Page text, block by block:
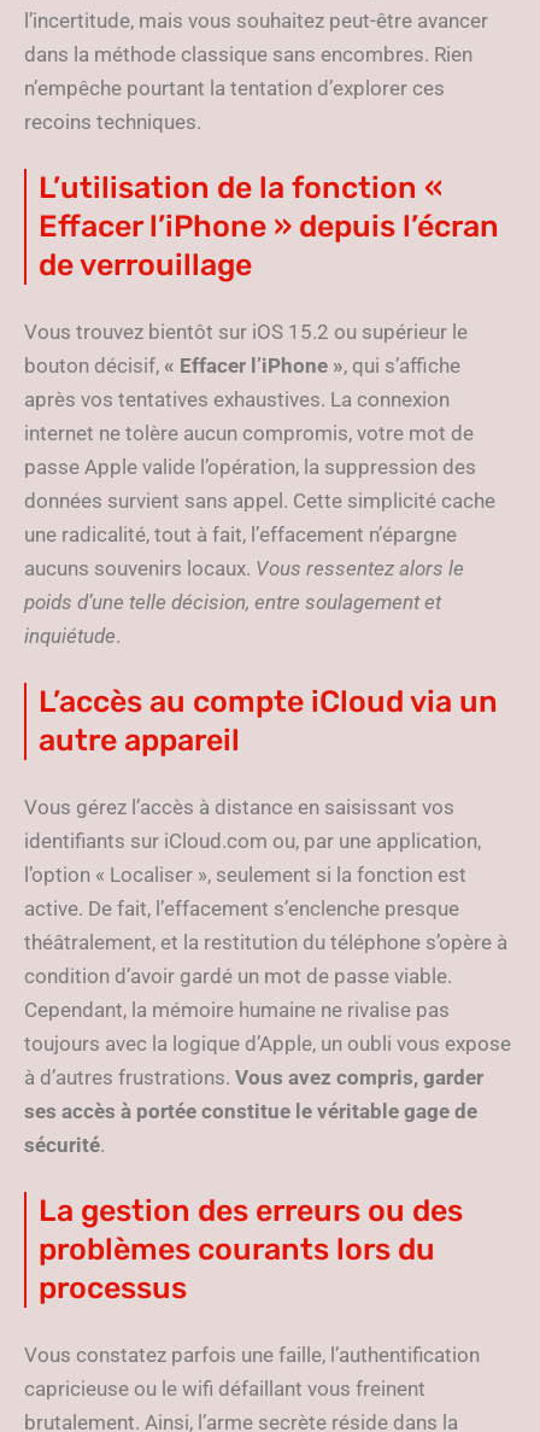
l’incertitude, mais vous souhaitez peut-être avancer
dans la méthode classique sans encombres. Rien
n’empêche pourtant la tentation d’explorer ces
recoins techniques.
L’utilisation de la fonction «
Effacer l’iPhone » depuis l’écran
de verrouillage
Vous trouvez bientôt sur iOS 15.2 ou supérieur le
bouton décisif, « Effacer l’iPhone », qui s’affiche
après vos tentatives exhaustives. La connexion
internet ne tolère aucun compromis, votre mot de
passe Apple valide l’opération, la suppression des
données survient sans appel. Cette simplicité cache
une radicalité, tout à fait, l’effacement n’épargne
aucuns souvenirs locaux. Vous ressentez alors le
poids d’une telle décision, entre soulagement et
inquiétude.
L’accès au compte iCloud via un
autre appareil
Vous gérez l’accès à distance en saisissant vos
identifiants sur iCloud.com ou, par une application,
l’option « Localiser », seulement si la fonction est
active. De fait, l’effacement s’enclenche presque
théâtralement, et la restitution du téléphone s’opère à
condition d’avoir gardé un mot de passe viable.
Cependant, la mémoire humaine ne rivalise pas
toujours avec la logique d’Apple, un oubli vous expose
à d’autres frustrations. Vous avez compris, garder
ses accès à portée constitue le véritable gage de
sécurité.
La gestion des erreurs ou des
problèmes courants lors du
processus
Vous constatez parfois une faille, l’authentification
capricieuse ou le wifi défaillant vous freinent
brutalement. Ainsi, l’arme secrète réside dans la